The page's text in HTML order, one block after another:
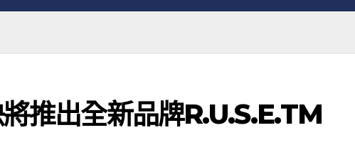
推出全新品牌R.U.S.E.TM